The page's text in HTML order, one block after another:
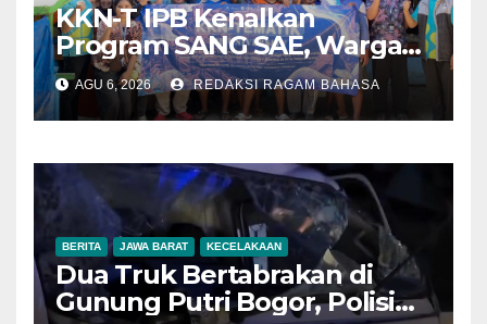
KKN-T IPB Kenalkan
Program SANG SAE, Warga
Desa Sangrawayang Diajak
Ubah Sampah Jadi Bernilai
Ekonomi
AGU 6, 2026 REDAKSI RAGAM BAHASA
BERITA JAWA BARAT KECELAKAAN
Dua Truk Bertabrakan di
Gunung Putri Bogor, Polisi